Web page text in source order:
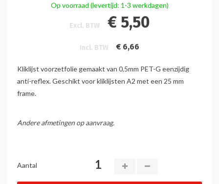
Op voorraad (levertijd: 1-3 werkdagen)
Excl. BTW € 5,50
Incl. BTW € 6,66
Kliklijst voorzetfolie gemaakt van 0,5mm PET-G eenzijdig
anti-reflex. Geschikt voor kliklijsten A2 met een 25 mm
frame.
Andere afmetingen op aanvraag.
Aantal